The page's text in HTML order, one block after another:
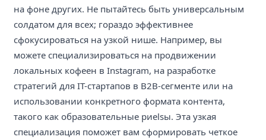
на фоне других. Не пытайтесь быть универсальным
солдатом для всех; гораздо эффективнее
сфокусироваться на узкой нише. Например, вы
можете специализироваться на продвижении
локальных кофеен в Instagram, на разработке
стратегий для IT-стартапов в B2B-сегменте или на
использовании конкретного формата контента,
такого как образовательные риelsы. Эта узкая
специализация поможет вам сформировать четкое